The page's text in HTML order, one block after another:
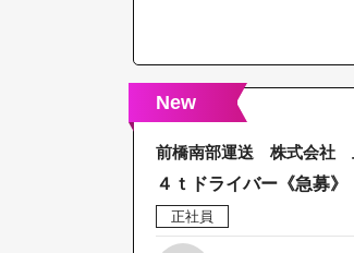
New
前橋南部運送 株式会社
４ｔドライバー《急募
正社員